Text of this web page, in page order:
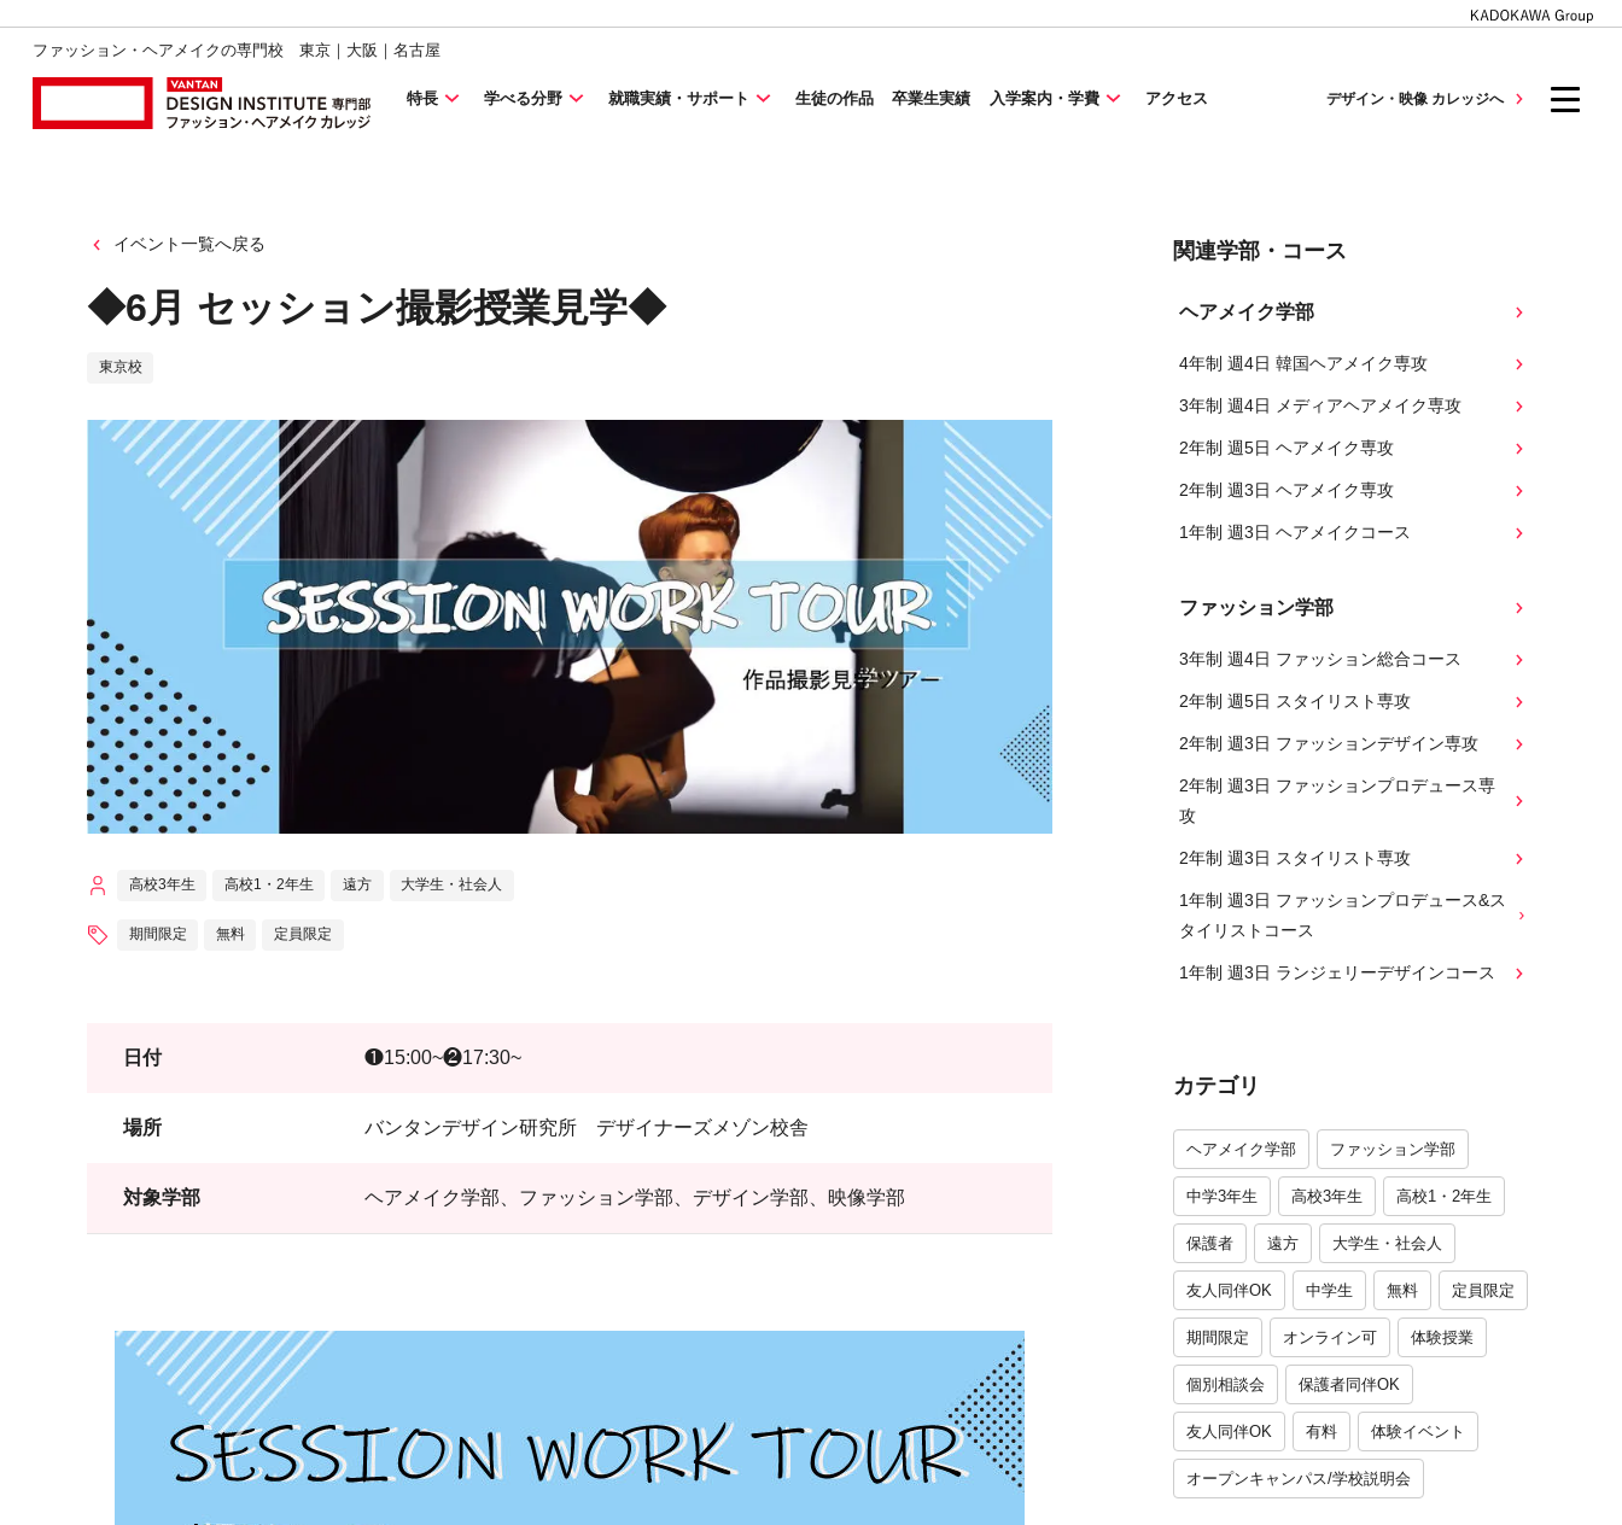
ファッション・ヘアメイクの専門校 東京｜大阪｜名古屋
特長 学べる分野 就職実績・サポート 生徒の作品 卒業生実績 入学案内・学費 アクセス デザイン・映像 カレッジへ
イベント一覧へ戻る
◆6月 セッション撮影授業見学◆
東京校
高校3年生 高校1・2年生 遠方 大学生・社会人
期間限定 無料 定員限定
日付 ❶15:00~❷17:30~
場所 バンタンデザイン研究所 デザイナーズメゾン校舎
対象学部 ヘアメイク学部、ファッション学部、デザイン学部、映像学部
関連学部・コース
ヘアメイク学部
4年制 週4日 韓国ヘアメイク専攻
3年制 週4日 メディアヘアメイク専攻
2年制 週5日 ヘアメイク専攻
2年制 週3日 ヘアメイク専攻
1年制 週3日 ヘアメイクコース
ファッション学部
3年制 週4日 ファッション総合コース
2年制 週5日 スタイリスト専攻
2年制 週3日 ファッションデザイン専攻
2年制 週3日 ファッションプロデュース専
攻
2年制 週3日 スタイリスト専攻
1年制 週3日 ファッションプロデュース&ス
タイリストコース
1年制 週3日 ランジェリーデザインコース
カテゴリ
ヘアメイク学部 ファッション学部
中学3年生 高校3年生 高校1・2年生
保護者 遠方 大学生・社会人
友人同伴OK 中学生 無料 定員限定
期間限定 オンライン可 体験授業
個別相談会 保護者同伴OK
友人同伴OK 有料 体験イベント
オープンキャンパス/学校説明会